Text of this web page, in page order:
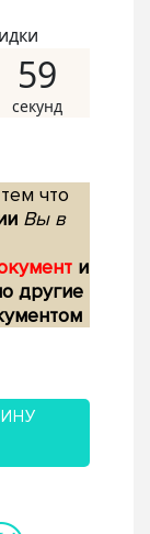
58
что
Вы в
и
другие